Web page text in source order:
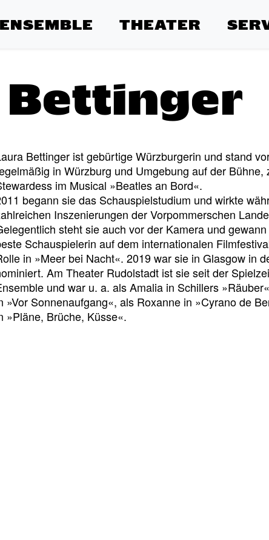
ENSEMBLE THEATER
Bettinger ist gebürtige Würzburgerin und stand
in Würzburg und Umgebung auf der Bühne,
im Musical »Beatles an Bord«.
begann sie das Schauspielstudium und wirkte
Inszenierungen der Vorpommerschen
steht sie auch vor der Kamera und
Schauspielerin auf dem internationalen
in »Meer bei Nacht«. 2019 war sie in Glasgow in
Am Theater Rudolstadt ist sie seit der
und war u. a. als Amalia in Schillers
»Vor Sonnenaufgang«, als Roxanne in »Cyrano de
»Pläne, Brüche, Küsse«.